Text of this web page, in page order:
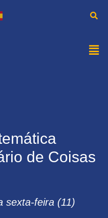
de Coisas
sexta-feira (11)